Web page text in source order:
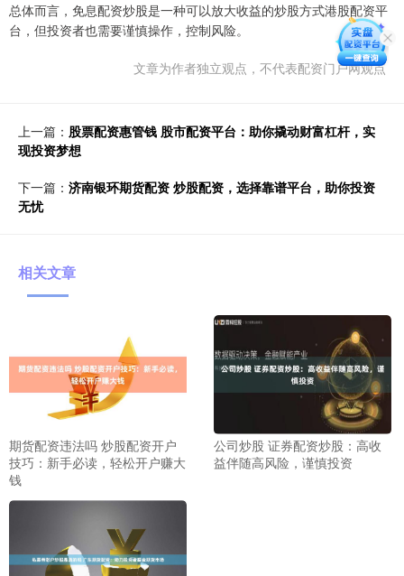
总体而言，免息配资炒股是一种可以放大收益的炒股方式港股配资平
台，但投资者也需要谨慎操作，控制风险。
文章为作者独立观点，不代表配资门户网观点
上一篇： 股票配资惠管钱 股市配资平台：助你撬动财富杠杆，实
现投资梦想
下一篇： 济南银环期货配资 炒股配资，选择靠谱平台，助你投资
无忧
相关文章
期货配资违法吗 炒股配资开户
技巧：新手必读，轻松开户赚大
钱
公司炒股 证券配资炒股：高收
益伴随高风险，谨慎投资